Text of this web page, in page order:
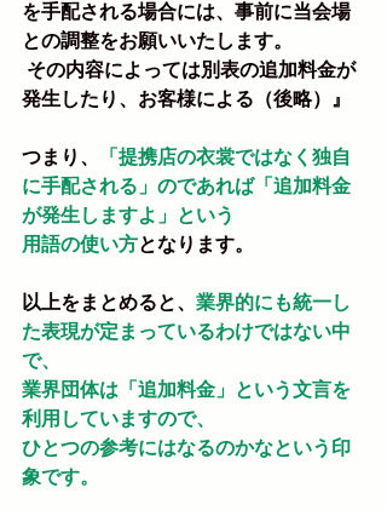
を手配される場合には、事前に当会場
との調整をお願いいたします。
発生したり、お客様による（後略）』
つまり、
「提携店の衣裳ではなく独自
に手配される」のであれば「追加料金
が発生しますよ」という
用語の使い方となります。
以上をまとめると、 業界的にも統一し
た表現が定まっているわけではない中
で、
業界団体は「追加料金」という文言を
利用していますので、
ひとつの参考にはなるのかなという印
象です。